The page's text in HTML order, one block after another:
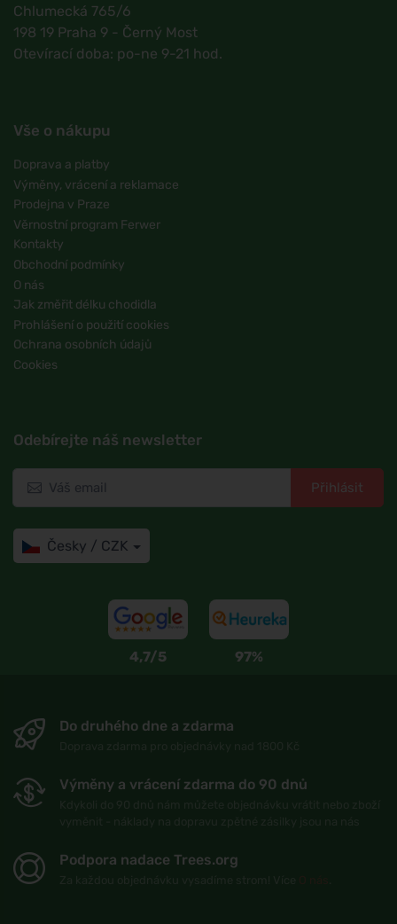
Chlumecká 765/6
198 19 Praha 9 - Černý Most
Otevírací doba: po-ne 9-21 hod.
Vše o nákupu
Doprava a platby
Výměny, vrácení a reklamace
Prodejna v Praze
Věrnostní program Ferwer
Kontakty
Obchodní podmínky
O nás
Jak změřit délku chodidla
Prohlášení o použití cookies
Ochrana osobních údajů
Cookies
Odebírejte náš newsletter
Přihlásit
Česky / CZK
4,7/5 97%
Do druhého dne a zdarma
Výměny a vrácení zdarma do 90 dnů
Podpora nadace Trees.org